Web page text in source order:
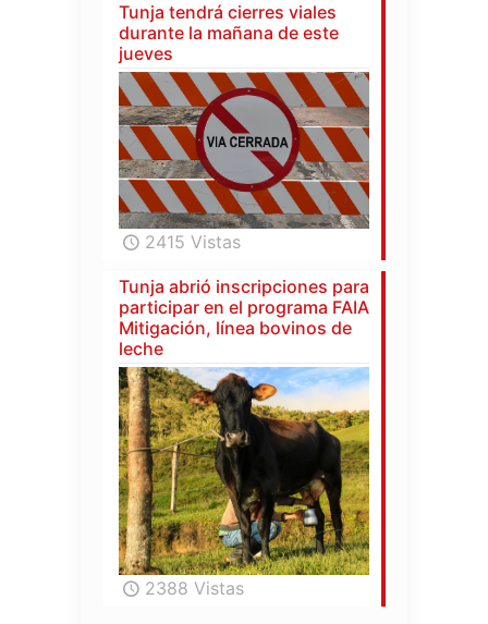
Tunja tendrá cierres viales
durante la mañana de este
jueves
2415 Vistas
Tunja abrió inscripciones para
participar en el programa FAIA
Mitigación, línea bovinos de
leche
2388 Vistas